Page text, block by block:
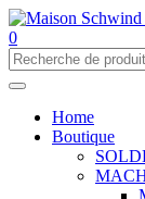
0
Home
Boutique